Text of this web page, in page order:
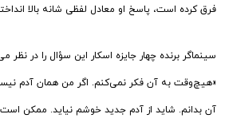
فرق کرده است، پاسخ او معادل لفظی شانه‌ بالا
سینماگر برنده چهار جایزه اسکار این سؤال را در نظر
«هیچ‌وقت به آن فکر نمی‌کنم. اگر من همان آدم
آن بدانم. شاید از آدم جدید خوشم نیاید. ممکن